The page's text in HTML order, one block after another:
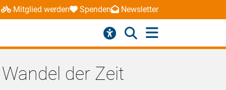
Mitglied werden Spenden Newsletter
der Zeit